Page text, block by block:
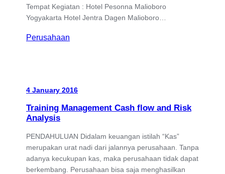
Tempat Kegiatan : Hotel Pesonna Malioboro
Yogyakarta Hotel Jentra Dagen Malioboro…
Perusahaan
4 January 2016
Training Management Cash flow and Risk
Analysis
PENDAHULUAN Didalam keuangan istilah “Kas”
merupakan urat nadi dari jalannya perusahaan. Tanpa
adanya kecukupan kas, maka perusahaan tidak dapat
berkembang. Perusahaan bisa saja menghasilkan